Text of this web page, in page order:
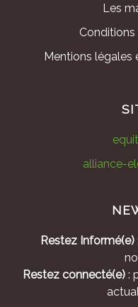
Les
Mentions légales
alliance-
Restez Informé(e)
Restez connecté(e):